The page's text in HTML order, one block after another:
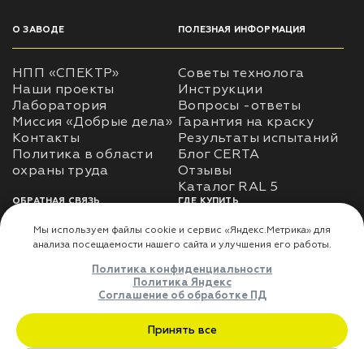
О ЗАВОДЕ
НПП «СПЕКТР»
Наши проекты
Лаборатория
Миссия «Добрые дела»
Контакты
Политика в области
ПОЛЕЗНАЯ ИНФОРМАЦИЯ
Советы технолога
Инструкции
Вопросы -ответы
Гарантия на краску
Результаты испытаний
Блог CERTA
Отзывы
Каталог RAL 5
ОБРАТНАЯ СВЯЗЬ
Использование
использования личных
Оферта
ГДЕ КУПИТЬ
Доставка
Где купить
ДЛЯ ПАРТНЁРОВ